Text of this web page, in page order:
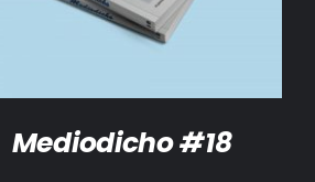
Mediodicho #18